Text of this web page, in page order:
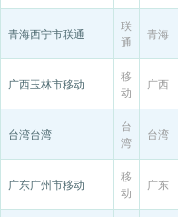
青海西宁市联通
联
通
青海
广西玉林市移动
移
动
广西
台湾台湾
台
湾
台湾
广东广州市移动
移
动
广东